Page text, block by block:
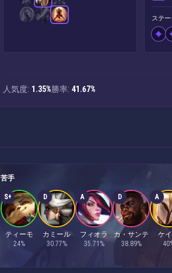
ステ
人気度: 1.35%勝率: 41.67%
苦手
S+
ティーモ
24%
D
カミール
30.77%
A
フィオラ
35.71%
D
カ・サンテ
38.89%
A
ケ